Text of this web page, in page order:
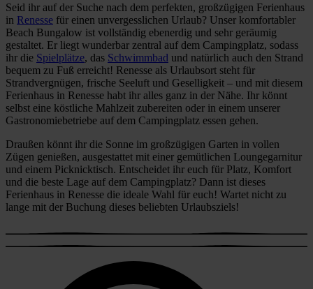
Seid ihr auf der Suche nach dem perfekten, großzügigen Ferienhaus
in Renesse für einen unvergesslichen Urlaub? Unser komfortabler
Beach Bungalow ist vollständig ebenerdig und sehr geräumig
gestaltet. Er liegt wunderbar zentral auf dem Campingplatz, sodass
ihr die Spielplätze, das Schwimmbad und natürlich auch den Strand
bequem zu Fuß erreicht! Renesse als Urlaubsort steht für
Strandvergnügen, frische Seeluft und Geselligkeit – und mit diesem
Ferienhaus in Renesse habt ihr alles ganz in der Nähe. Ihr könnt
selbst eine köstliche Mahlzeit zubereiten oder in einem unserer
Gastronomiebetriebe auf dem Campingplatz essen gehen.
Draußen könnt ihr die Sonne im großzügigen Garten in vollen
Zügen genießen, ausgestattet mit einer gemütlichen Loungegarnitur
und einem Picknicktisch. Entscheidet ihr euch für Platz, Komfort
und die beste Lage auf dem Campingplatz? Dann ist dieses
Ferienhaus in Renesse die ideale Wahl für euch! Wartet nicht zu
lange mit der Buchung dieses beliebten Urlaubsziels!